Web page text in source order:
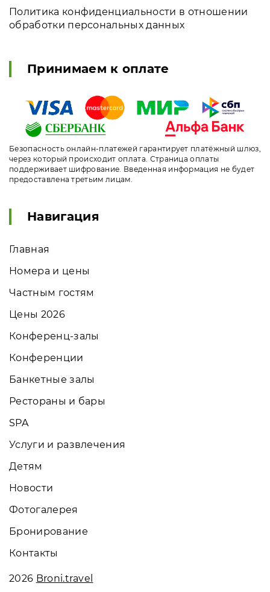
Политика конфиденциальности в отношении
обработки персональных данных
Принимаем к оплате
Безопасность онлайн-платежей гарантирует платёжный шлюз,
через который происходит оплата. Страница оплаты
поддерживает шифрование. Введенная информация не будет
предоставлена третьим лицам.
Навигация
Главная
Номера и цены
Частным гостям
Цены 2026
Конференц-залы
Конференции
Банкетные залы
Рестораны и бары
SPA
Услуги и развлечения
Детям
Новости
Фотогалерея
Бронирование
Контакты
2026 Broni.travel